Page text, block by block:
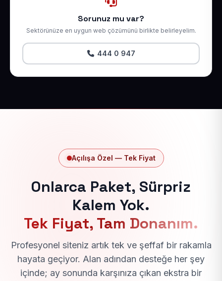
Sorunuz mu var?
Sektörünüze en uygun web çözümünü birlikte belirleyelim.
444 0 947
Açılışa Özel — Tek Fiyat
Onlarca Paket, Sürpriz
Kalem Yok.
Tek Fiyat, Tam Donanım.
Profesyonel siteniz artık tek ve şeffaf bir rakamla
hayata geçiyor. Alan adından desteğe her şey
içinde; ay sonunda karşınıza çıkan ekstra bir